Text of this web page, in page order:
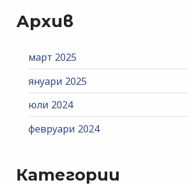
Архив
март 2025
януари 2025
юли 2024
февруари 2024
Категории